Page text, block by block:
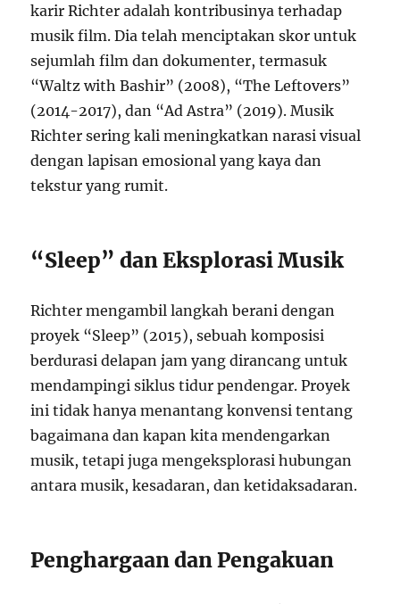
karir Richter adalah kontribusinya terhadap
musik film. Dia telah menciptakan skor untuk
sejumlah film dan dokumenter, termasuk
“Waltz with Bashir” (2008), “The Leftovers”
(2014-2017), dan “Ad Astra” (2019). Musik
Richter sering kali meningkatkan narasi visual
dengan lapisan emosional yang kaya dan
tekstur yang rumit.
“Sleep” dan Eksplorasi Musik
Richter mengambil langkah berani dengan
proyek “Sleep” (2015), sebuah komposisi
berdurasi delapan jam yang dirancang untuk
mendampingi siklus tidur pendengar. Proyek
ini tidak hanya menantang konvensi tentang
bagaimana dan kapan kita mendengarkan
musik, tetapi juga mengeksplorasi hubungan
antara musik, kesadaran, dan ketidaksadaran.
Penghargaan dan Pengakuan